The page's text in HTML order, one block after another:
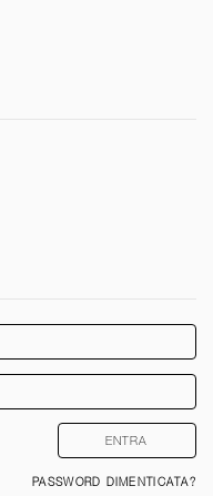
PASSWORD DIMENTICATA?